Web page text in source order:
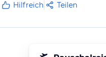
Hilfreich Teilen